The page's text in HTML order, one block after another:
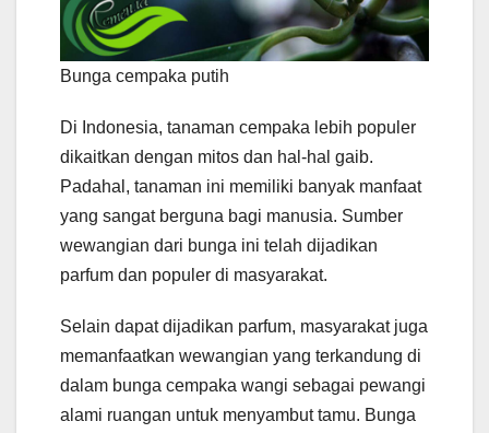
Bunga cempaka putih
Di Indonesia, tanaman cempaka lebih populer
dikaitkan dengan mitos dan hal-hal gaib.
Padahal, tanaman ini memiliki banyak manfaat
yang sangat berguna bagi manusia. Sumber
wewangian dari bunga ini telah dijadikan
parfum dan populer di masyarakat.
Selain dapat dijadikan parfum, masyarakat juga
memanfaatkan wewangian yang terkandung di
dalam bunga cempaka wangi sebagai pewangi
alami ruangan untuk menyambut tamu. Bunga